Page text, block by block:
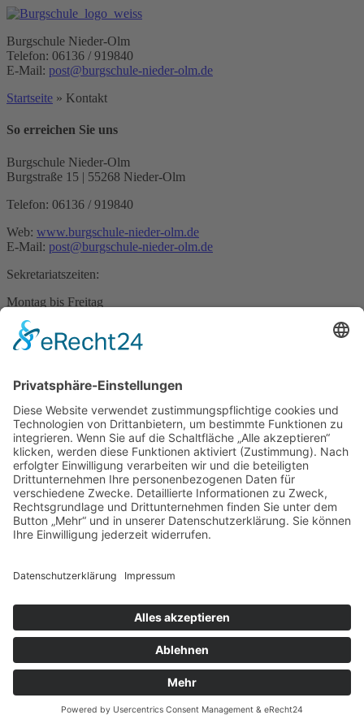
Burgschule Nieder-Olm
Telefon: 06136 / 919840
E-Mail: post@burgschule-nieder-olm.de
Startseite » Kontakt
So erreichen Sie uns
Burgschule Nieder-Olm
Burgstraße 15 | 55268 Nieder-Olm
Telefon: 06136 / 919840
Web: www.burgschule-nieder-olm.de
E-Mail: post@burgschule-nieder-olm.de
Sekretariatszeiten:
Montag bis Freitag
Nieder-Olm -IMPRESSUM|DATENSCHUTZ
Scroll Up